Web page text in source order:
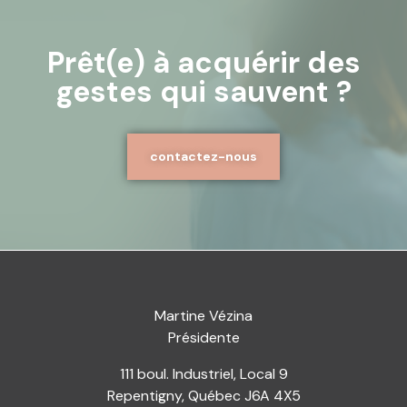
Prêt(e) à acquérir des
gestes qui sauvent ?
contactez-nous
Martine Vézina
Présidente
111 boul. Industriel, Local 9
Repentigny, Québec J6A 4X5